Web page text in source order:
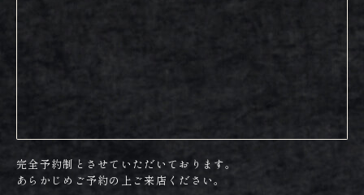
完全予約制とさせていただいております。
あらかじめご予約の上ご来店ください。